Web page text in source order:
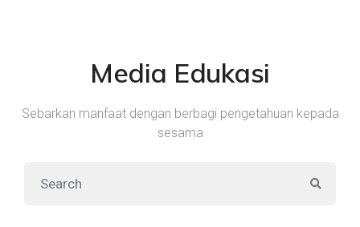
Media Edukasi
Sebarkan manfaat dengan berbagi pengetahuan kepada
sesama